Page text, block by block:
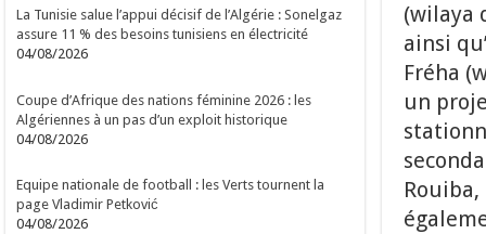
(wilaya
ainsi
Fréha
un
La Tunisie salue l’appui décisif de l’Algérie : Sonelgaz
assure 11 % des besoins tunisiens en électricité
04/08/2026
Coupe d’Afrique des nations féminine 2026 : les
Algériennes à un pas d’un exploit historique
04/08/2026
Equipe nationale de football : les Verts tournent la
page Vladimir Petković
04/08/2026